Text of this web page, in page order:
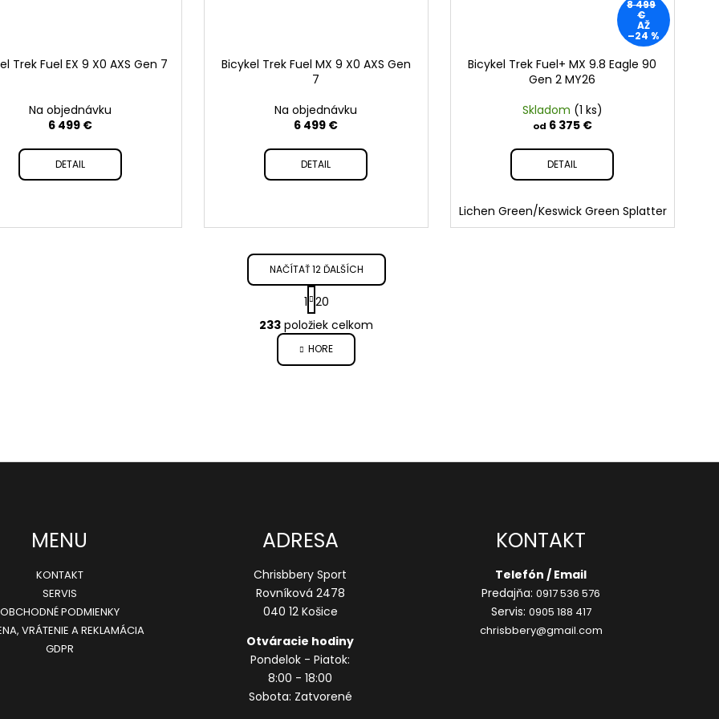
Trek Fuel EX 9 X0 AXS Gen 7
Na objednávku
6 499 €
DETAIL
Bicykel Trek Fuel MX 9 X0 AXS Gen
7
Na objednávku
6 499 €
DETAIL
8 499
€
AŽ
–24 %
Bicykel Trek Fuel+ MX 9.8 Eagle 90
Gen 2 MY26
Skladom (1 ks)
od 6 375 €
DETAIL
Lichen Green/Keswick Green Splatter
O
v
l
r
v
k
y
v
ý
p
i
NAČÍTAŤ 12 ĎALŠÍCH
S
t
r
á
1 20
233 položiek celkom
HORE
MENU
KONTAKT
SERVIS
OBCHODNÉ PODMIENKY
VRÁTENIE A REKLAMÁCIA
GDPR
ADRESA
Chrisbbery Sport
Rovníková 2478
040 12 Košice
Otváracie hodiny
Pondelok - Piatok:
8:00 - 18:00
Sobota: Zatvorené
KONTAKT
Telefón / Email
Predajňa: 0917 536 576
Servis: 0905 188 417
chrisbbery@gmail.com